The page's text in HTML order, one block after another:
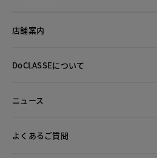
店舗案内
DoCLASSEについて
ニュース
よくあるご質問